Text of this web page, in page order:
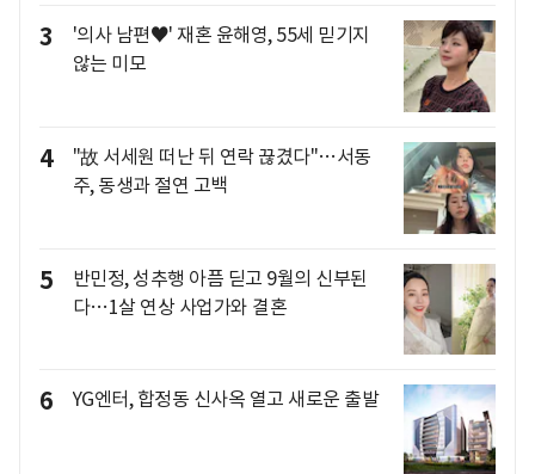
3
'의사 남편♥' 재혼 윤해영, 55세 믿기지
않는 미모
4
"故 서세원 떠난 뒤 연락 끊겼다"…서동
주, 동생과 절연 고백
5
반민정, 성추행 아픔 딛고 9월의 신부된
다…1살 연상 사업가와 결혼
6 YG엔터, 합정동 신사옥 열고 새로운 출발